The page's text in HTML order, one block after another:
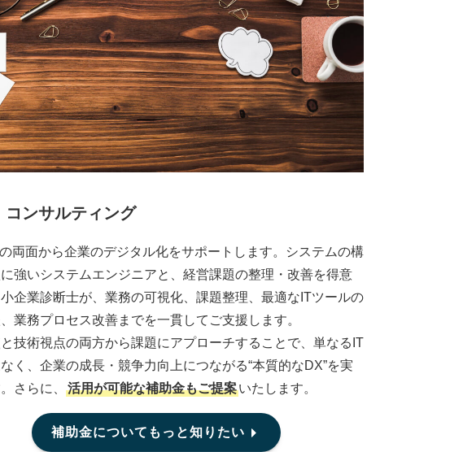
ンサルティング
両面から企業のデジタル化をサポートします。システムの構
強いシステムエンジニアと、経営課題の整理・改善を得意
企業診断士が、業務の可視化、課題整理、最適なITツールの
業務プロセス改善までを一貫してご支援します。
技術視点の両方から課題にアプローチすることで、単なるIT
く、企業の成長・競争力向上につながる“本質的なDX”を実
さらに、
活用が可能な補助金もご提案いたします。
補助金についてもっと知りたい